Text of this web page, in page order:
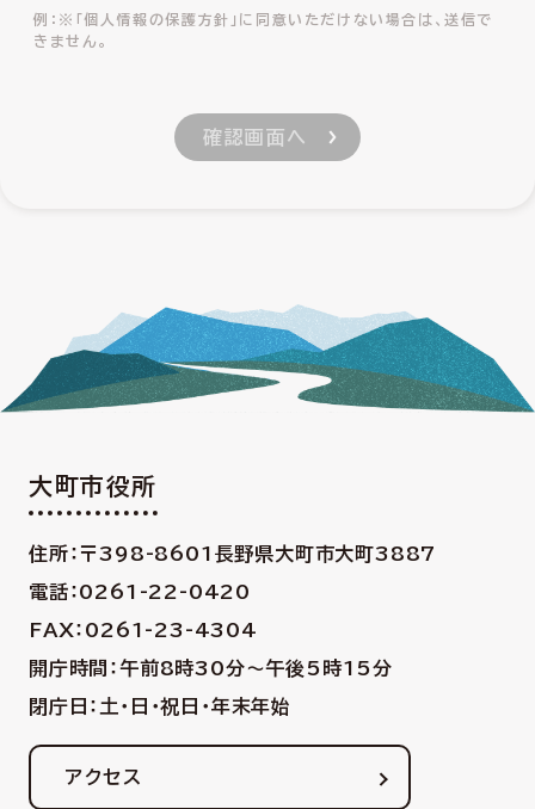
※「個人情報の保護方針」に同意いただけない場合は、送信で
きません。
大町市役所
住所：〒398-8601 長野県大町市大町3887
電話：0261-22-0420
FAX：0261-23-4304
開庁時間：午前8時30分〜午後5時15分
閉庁日：土・日・祝日・年末年始
アクセス